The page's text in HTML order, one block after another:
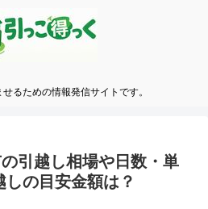
るための情報発信サイトです。
引越し相場や日数・単
の目安金額は？